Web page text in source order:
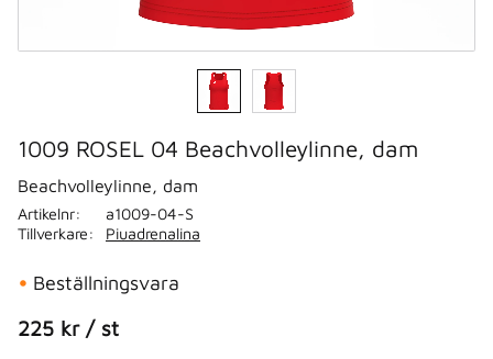
1009 ROSEL 04 Beachvolleylinne, dam
Beachvolleylinne, dam
225 kr / st
Beställningsvara
Artikelnr
a1009-04-S
Tillverkare
Piuadrenalina